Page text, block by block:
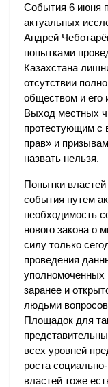
События 6 июня
актуальных
Андрей
попытками
Казахстана
отсутствии
обществом и его
Выход местных
протестующим с
прав» и
назвать нельзя.
Попытки
события путем
необходимость
нового закона о
силу только
проведения
уполномоченных
заранее и
людьми
Площадок для
всех уровней
роста
властей тоже